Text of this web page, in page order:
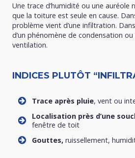
Une trace d’humidité ou une auréole
que la toiture est seule en cause.
problème vient d’une infiltration.
d’un phénomène de condensation ou
ventilation.
INDICES PLUTÔT
Trace après pluie, vent ou
Localisation près d’une
fenêtre de toit
Gouttes, ruissellement,